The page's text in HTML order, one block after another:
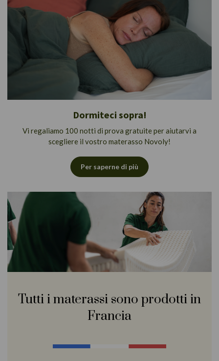
Dormiteci sopra!
Vi regaliamo 100 notti di prova gratuite per aiutarvi a
scegliere il vostro materasso Novoly!
Per saperne di più
Tutti i materassi sono prodotti in
Francia